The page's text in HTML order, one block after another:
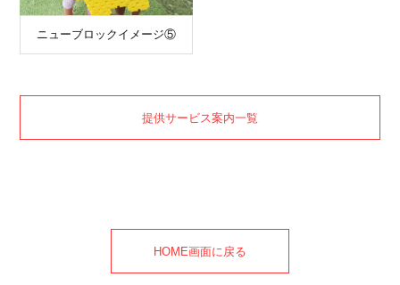
ニューブロックイメージ⑤
提供サービス案内一覧
HOME画面に戻る